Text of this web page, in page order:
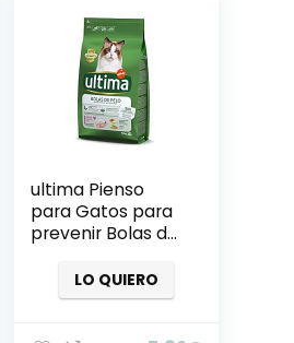
ultima Pienso
para Gatos para
prevenir Bolas de
LO QUIERO